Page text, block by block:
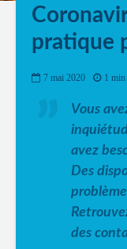
pratique
7 mai 2020 1 min
Vous
avez
Des
des